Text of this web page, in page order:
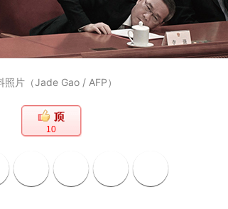
照片（Jade Gao / AFP）
10